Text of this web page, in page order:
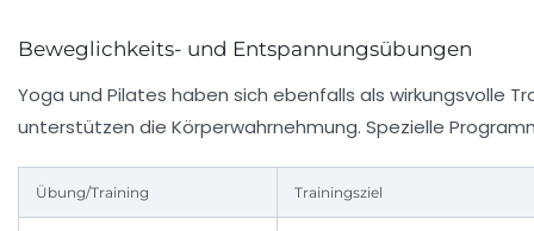
Beweglichkeits- und Entspannungsübungen
Yoga und Pilates haben sich ebenfalls als wirkungsvolle
unterstützen die Körperwahrnehmung. Spezielle
Übung/Training Trainingsziel